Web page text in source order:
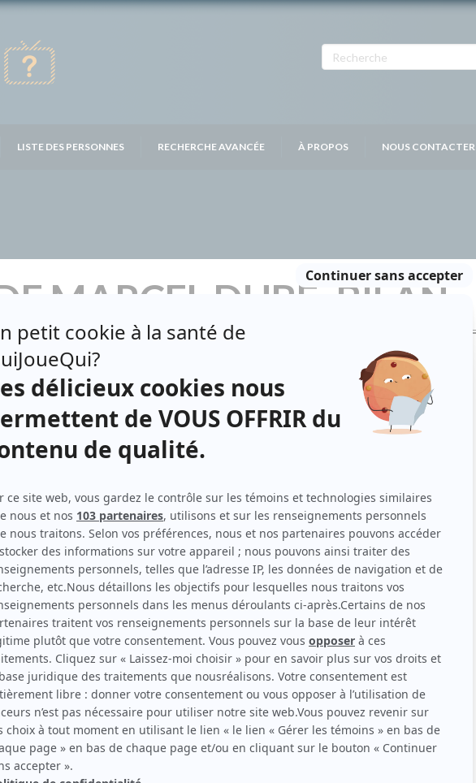
LISTE DES PERSONNES RECHERCHE AVANCÉE À PROPOS NOUS CONTACTER
MARCEL DUBÉ: BILAN
faire de la
et
de
le bilan
Distribution
William Larose
Janine Sutto (Margot Larose)
Juliette Huot
Simone)
Andrée Lachapelle(Monique
Monique Miller
Benoît Girard (Guillaume Larose)
Pierre Dufresne(
Hubert Loiselle(Étienne Larose
Dominique Briand (Raymond)
Yves Létourneau (Gaston)
Paul Desmarteaux(Daniel Pigeon)
Jean-Paul Kingsley
Maurice Thibodeau
Paul Guèvremont(Albert)